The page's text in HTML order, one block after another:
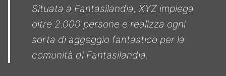
Situata a Fantasilandia, XYZ impiega
oltre 2.000 persone e realizza ogni
sorta di aggeggio fantastico per la
comunità di Fantasilandia.